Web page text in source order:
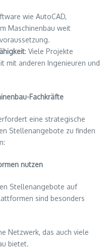
wie AutoCAD,
Maschinenbau weit
: Viele Projekte
mit anderen Ingenieuren und
Fachkräfte
eine strategische
Stellenangebote zu finden
nutzen
Stellenangebote auf
sind besonders
Netzwerk, das auch viele
bietet.